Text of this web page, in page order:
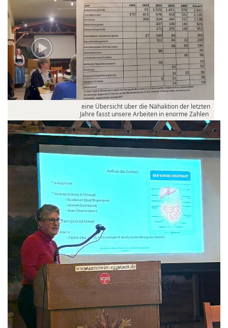
eine Übersicht über die Nähaktion der letzten
Jahre fasst unsere Arbeiten in enorme Zahlen